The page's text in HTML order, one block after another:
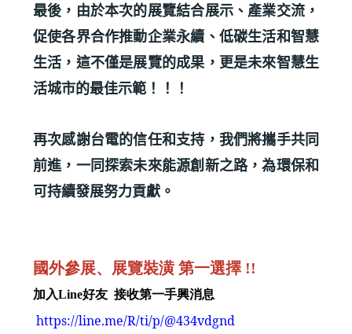
最後，由於本次的展覽結合展示、產業交流，
促使各界合作推動企業永續、低碳生活和智慧
生活，這不僅是展覽的成果，更是未來智慧生
活城市的最佳示範！！！
再次感謝台電的信任和支持，我們將攜手共同
前進，一同探索未來能源創新之路，為環保和
可持續發展努力貢獻。
國外參展、展覽裝潢 第一選擇 !!
加入Line好友 接收第一手興消息
https://line.me/R/ti/p/@434vdgnd